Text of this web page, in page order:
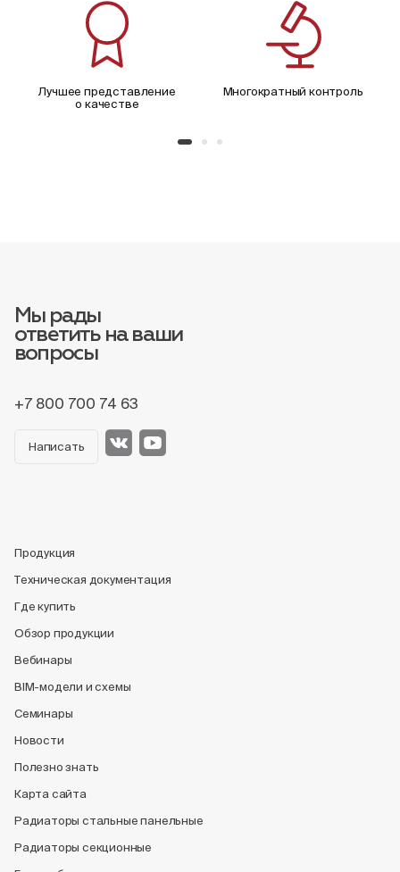
Лучшее представление
о качестве
Многократный контроль
Мы рады
ответить на ваши
вопросы
+7 800 700 74 63
Написать
Продукция
Техническая документация
Где купить
Обзор продукции
Вебинары
BIM-модели и схемы
Семинары
Новости
Полезно знать
Карта сайта
Радиаторы стальные панельные
Радиаторы секционные